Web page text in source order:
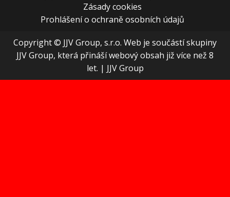
Zásady cookies
Prohlášení o ochraně osobních údajů
Copyright © JJV Group, s.r.o. Web je součástí skupiny
JJV Group, která přináší webový obsah již více než 8
let. | JJV Group